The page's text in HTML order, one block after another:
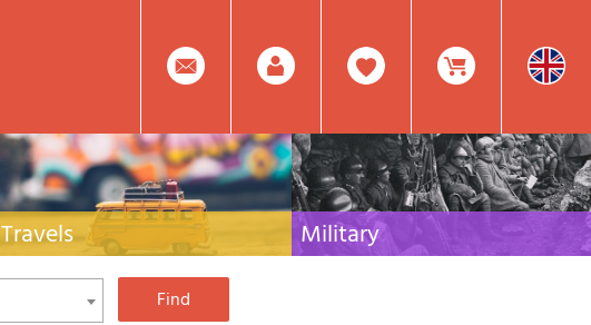
0
Item(s)
Facebook
Create
Travels
Travel guides and travel literature for Italy,
Europe and the rest of the world
Military
Collection of the best publications (books and